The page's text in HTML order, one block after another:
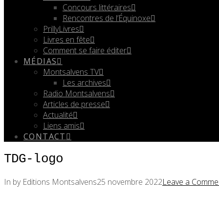
Concours littéraires
Rencontres de l’Équinoxe
PrillyLivres
Livres en fête
Comment se faire éditer
MÉDIAS
Montsalvens TV
Les archives
Radio Montsalvens
Articles de presse
Actualité
Liens amis
CONTACT
TDG-logo
In by Editions Montsalvens25 novembre 2022Leave a